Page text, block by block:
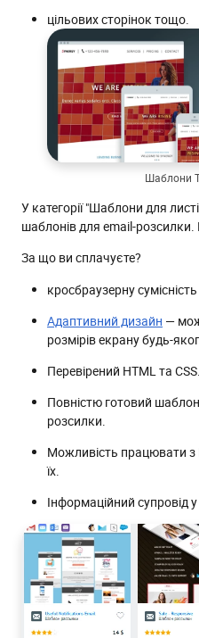
цільових сторінок тощо.
Шаблони
У категорії "Шаблони для
шаблонів для email-розсилки.
За що ви сплачуєте?
кросбраузерну
Адаптивний дизайн —
розмірів екрану будь-
Перевірений HTML та CSS.
Повністю готовий шаблон
розсилки.
Можливість працювати з
їх.
Інформаційний супровід